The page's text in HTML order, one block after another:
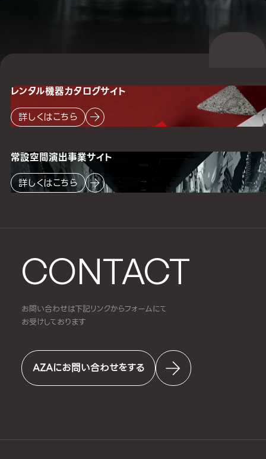
CONTACT
お問い合わせは下記リンクからフォームにて
お受けしております
AZAにお問い合わせをする
レンタル機器カタログサイト
詳しくはこちら
常設空間演出事業サイト
詳しくはこちら